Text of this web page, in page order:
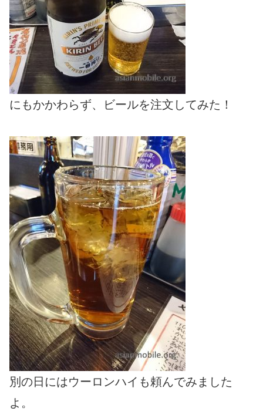
にもかかわらず、ビールを注文してみた！
別の日にはウーロンハイも頼んでみました
よ。